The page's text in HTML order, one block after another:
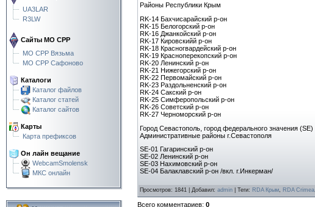
UA3LAR
R3LW
Сайты МО СРР
МО СРР Вязьма
МО СРР Сафоново
Каталоги
Каталог файлов
Каталог статей
Каталог сайтов
Карты
Карта префиксов
Он лайн вещание
WebcamSmolensk
МКС онлайн
Районы Республики Крым
RK-14 Бахчисарайский р-он
RK-15 Белогорский р-он
RK-16 Джанкойский р-он
RK-17 Кировскийй р-он
RK-18 Красногвардейский р-он
RK-19 Красноперекопский р-он
RK-20 Ленинский р-он
RK-21 Нижегорский р-он
RK-22 Первомайский р-он
RK-23 Раздольненский р-он
RK-24 Сакский р-он
RK-25 Симферопольский р-он
RK-26 Советский р-он
RK-27 Черноморский р-он
Город Севастополь, город федерального значения (SE)
Административные районы г.Севастополя
SE-01 Гагаринский р-он
SE-02 Ленинский р-он
SE-03 Нахимовский р-он
SE-04 Балаклавский р-он /вкл. г.Инкерман/
Просмотров: 1841 Добавил: admin Теги: RDA Крым RDA Crimea
Всего комментариев: 0